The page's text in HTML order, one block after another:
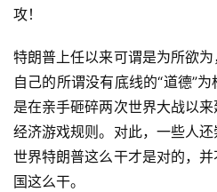
攻！
特朗普上任以来可谓是为所欲
自己的所谓没有底线的“道德”
是在亲手砸碎两次世界大战以
经济游戏规则。对此，一些人
世界特朗普这么干才是对的，
国这么干。